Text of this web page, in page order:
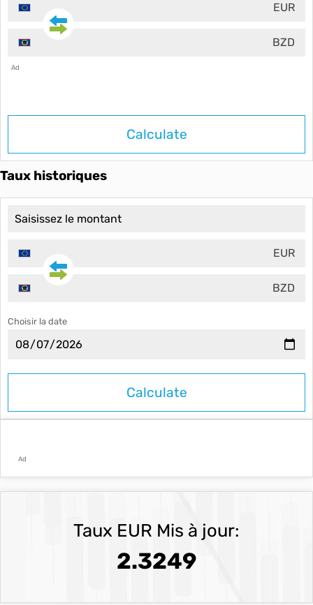
EUR
BZD
Ad
Calculate
Taux historiques
EUR
BZD
Choisir la date
Ad
Taux EUR Mis à jour:
2.3249